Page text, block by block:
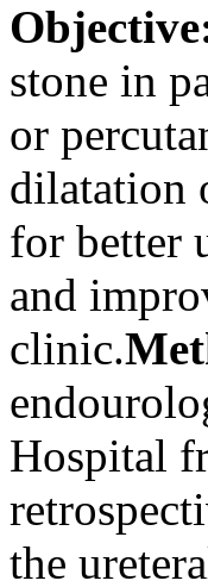
stone in
or
dilatation
for better
and
clinic.
Hospital
the